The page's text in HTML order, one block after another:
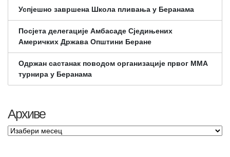
Успјешно завршена Школа пливања у Беранама
Посјета делегације Амбасаде Сједињених
Америчких Држава Општини Беране
Одржан састанак поводом организације првог ММА
турнира у Беранама
Архиве